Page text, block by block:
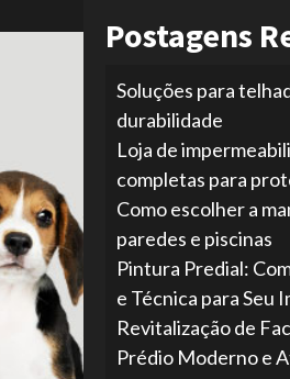
Postagens
Soluções para
durabilidade
Loja de
completas para
Como escolher a
paredes e piscinas
Pintura Predial:
e Técnica para Seu
Revitalização de
Prédio Moderno e